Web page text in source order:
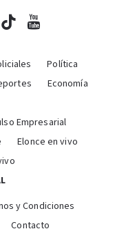
Política
Economía
Empresarial
Elonce en vivo
y Condiciones
Contacto